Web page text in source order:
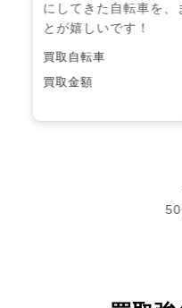
にしてきた自転車を、
とが嬉しいです！
買取自転車
買取金額